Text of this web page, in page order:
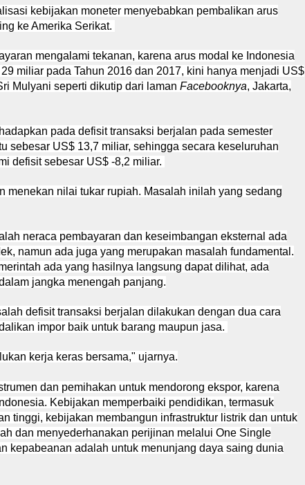
kebijakan moneter menyebabkan pembalikan arus
ke Amerika Serikat.
mengalami tekanan, karena arus modal ke Indonesia
miliar pada Tahun 2016 dan 2017, kini hanya menjadi US$
Mulyani seperti dikutip dari laman Facebooknya, Jakarta,
pada defisit transaksi berjalan pada semester
sebesar US$ 13,7 miliar, sehingga secara keseluruhan
defisit sebesar US$ -8,2 miliar.
menekan nilai tukar rupiah. Masalah inilah yang sedang
neraca pembayaran dan keseimbangan eksternal ada
namun ada juga yang merupakan masalah fundamental.
ada yang hasilnya langsung dapat dilihat, ada
jangka menengah panjang.
defisit transaksi berjalan dilakukan dengan dua cara
impor baik untuk barang maupun jasa.
kerja keras bersama," ujarnya.
dan pemihakan untuk mendorong ekspor, karena
Kebijakan memperbaiki pendidikan, termasuk
tinggi, kebijakan membangun infrastruktur listrik dan untuk
dan menyederhanakan perijinan melalui One Single
kepabeanan adalah untuk menunjang daya saing dunia